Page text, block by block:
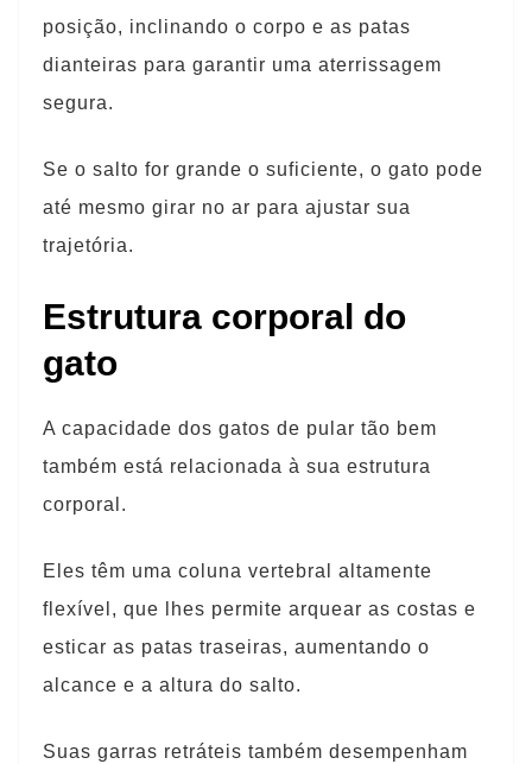
posição, inclinando o corpo e as patas
dianteiras para garantir uma aterrissagem
segura.
Se o salto for grande o suficiente, o gato pode
até mesmo girar no ar para ajustar sua
trajetória.
Estrutura corporal do
gato
A capacidade dos gatos de pular tão bem
também está relacionada à sua estrutura
corporal.
Eles têm uma coluna vertebral altamente
flexível, que lhes permite arquear as costas e
esticar as patas traseiras, aumentando o
alcance e a altura do salto.
Suas garras retráteis também desempenham